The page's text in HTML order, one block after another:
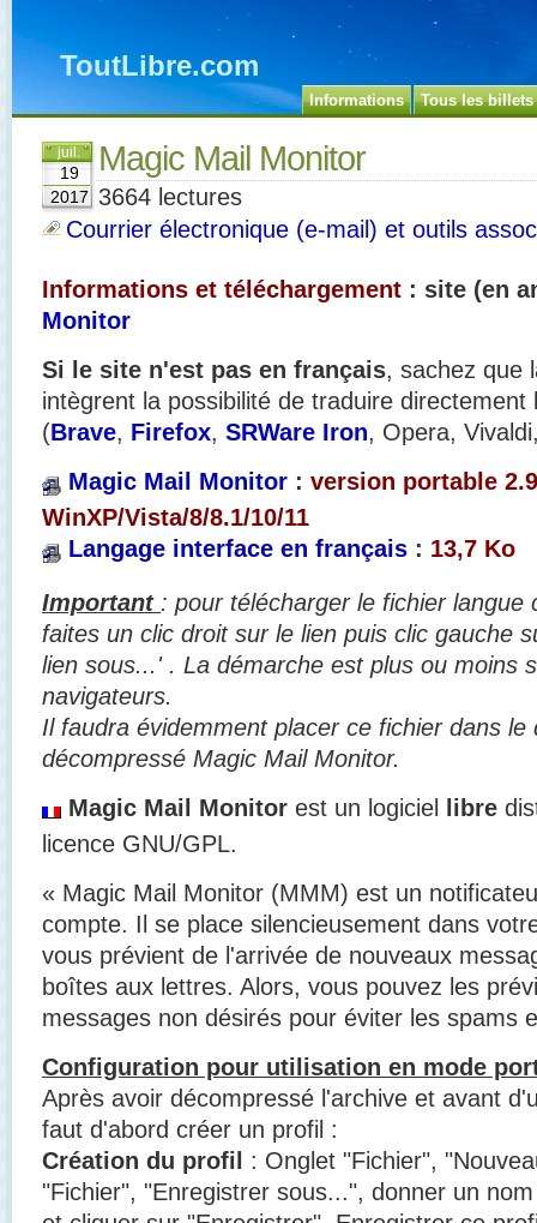
ToutLibre.com
Informations Tous les billets
juil.
19
2017
Magic Mail Monitor
3664 lectures
Courrier électronique (e-mail) et outils
Informations et téléchargement : site (en
Monitor
Si le site n'est pas en français, sachez que
intègrent la possibilité de traduire directement
(Brave, Firefox, SRWare Iron, Opera,
Magic Mail Monitor : version portable
WinXP/Vista/8/8.1/10/11
Langage interface en français : 13,7 Ko
Important : pour télécharger le fichier langue
faites un clic droit sur le lien puis clic gauche
lien sous...' . La démarche est plus ou moins
navigateurs.
Il faudra évidemment placer ce fichier dans le
décompressé Magic Mail Monitor.
Magic Mail Monitor est un logiciel libre
licence GNU/GPL.
« Magic Mail Monitor (MMM) est un
compte. Il se place silencieusement dans
vous prévient de l'arrivée de nouveaux
boîtes aux lettres. Alors, vous pouvez les
messages non désirés pour éviter les spams
Configuration pour utilisation en mode
Après avoir décompressé l'archive et avant
faut d'abord créer un profil :
Création du profil
: Onglet "Fichier",
"Fichier", "Enregistrer sous...", donner un